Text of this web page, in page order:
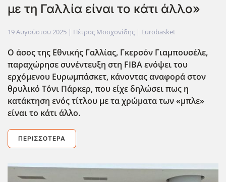
με τη Γαλλία είναι το κάτι άλλο»
19 Αυγούστου 2025 | Πέτρος Μοσχονίδης | Eurobasket
Ο άσος της Εθνικής Γαλλίας, Γκερσόν Γιαμπουσέλε,
παραχώρησε συνέντευξη στη FIBA ενόψει του
ερχόμενου Ευρωμπάσκετ, κάνοντας αναφορά στον
θρυλικό Τόνι Πάρκερ, που είχε δηλώσει πως η
κατάκτηση ενός τίτλου με τα χρώματα των «μπλε»
είναι το κάτι άλλο.
ΠΕΡΙΣΣΌΤΕΡΑ